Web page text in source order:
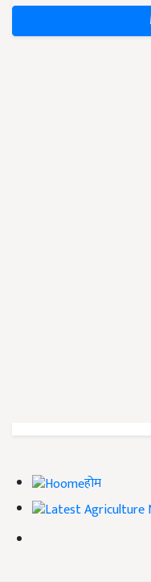
होम